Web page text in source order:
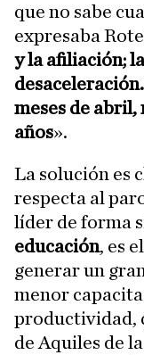
que no sabe
expresaba
y la afiliación;
meses de
años».
La solución es
respecta al
líder de forma
educación, es
generar un
menor
productividad,
de Aquiles de